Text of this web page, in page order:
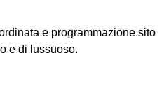
e programmazione sito
e di lussuoso.